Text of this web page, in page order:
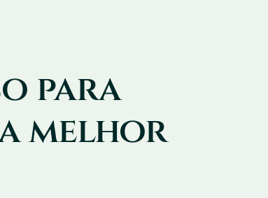
para
melhor